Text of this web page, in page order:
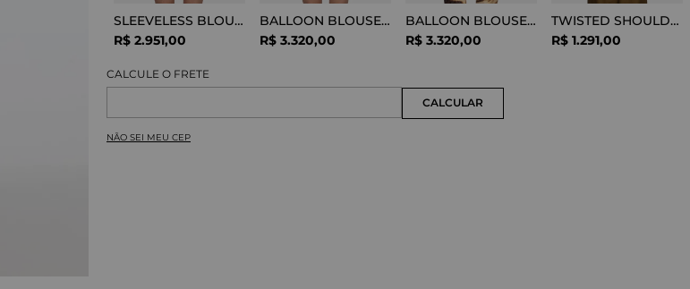
SLEEVELESS BLOUSE VISCOSE SNAKE
R$ 2.951,00
BALLOON BLOUSE SILK OPTICAL WHITE
R$ 3.320,00
BALLOON BLOUSE VISCOSE SNAKE
R$ 3.320,00
TWISTED SHOULDER TEE LYOCELL BLACK
R$ 1.291,00
NÃO SEI MEU CEP